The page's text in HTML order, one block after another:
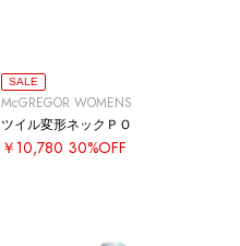
SALE
McGREGOR WOMENS
ツイル変形ネックＰＯ
￥10,780 30%OFF